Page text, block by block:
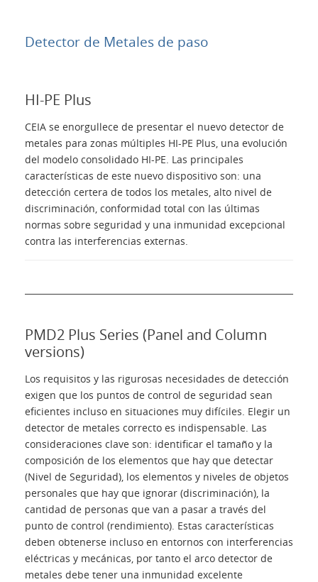
Aplicaciones
Presentación
Contactos
Login
Detector de Metales de paso
HI-PE Plus
CEIA se enorgullece de presentar el nuevo detector de
metales para zonas múltiples HI-PE Plus, una evolución
del modelo consolidado HI-PE. Las principales
características de este nuevo dispositivo son: una
detección certera de todos los metales, alto nivel de
discriminación, conformidad total con las últimas
normas sobre seguridad y una inmunidad excepcional
contra las interferencias externas.
PMD2 Plus Series (Panel and Column
versions)
Los requisitos y las rigurosas necesidades de detección
exigen que los puntos de control de seguridad sean
eficientes incluso en situaciones muy difíciles. Elegir un
detector de metales correcto es indispensable. Las
consideraciones clave son: identificar el tamaño y la
composición de los elementos que hay que detectar
(Nivel de Seguridad), los elementos y niveles de objetos
personales que hay que ignorar (discriminación), la
cantidad de personas que van a pasar a través del
punto de control (rendimiento). Estas características
deben obtenerse incluso en entornos con interferencias
eléctricas y mecánicas, por tanto el arco detector de
metales debe tener una inmunidad excelente